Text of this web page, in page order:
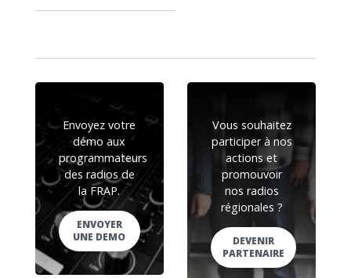
Envoyez votre
démo aux
programmateurs
des radios de
la FRAP.
ENVOYER
UNE DEMO
Vous souhaitez
participer à nos
actions et
promouvoir
nos radios
régionales ?
DEVENIR
PARTENAIRE